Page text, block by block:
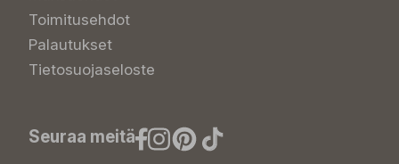
Toimitusehdot
Palautukset
Tietosuojaseloste
Seuraa meitä